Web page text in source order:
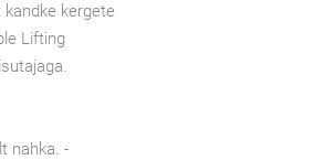
kergete
Lifting
nahka. -